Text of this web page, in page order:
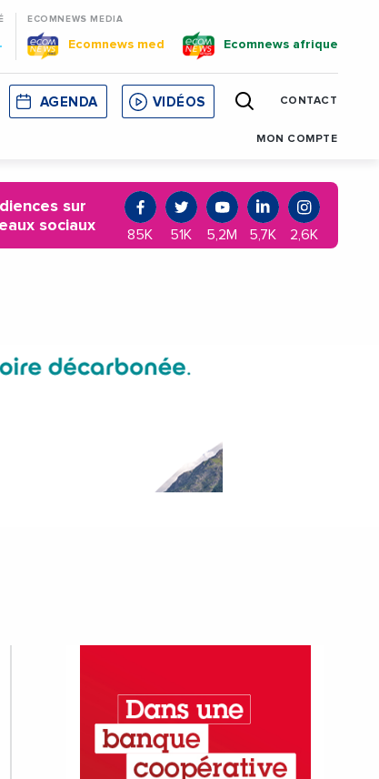
ECOMNEWS MEDIA
Ecomnews med Ecomnews afrique
CORSE MONACO CATALOGNE
AGENDA VIDÉOS CONTACT
MON COMPTE
sur
sociaux
85K 51K 5,2M 5,7K 2,6K